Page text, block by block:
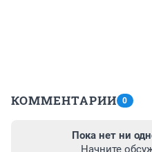
КОММЕНТАРИИ 0
Пока нет ни
Начните